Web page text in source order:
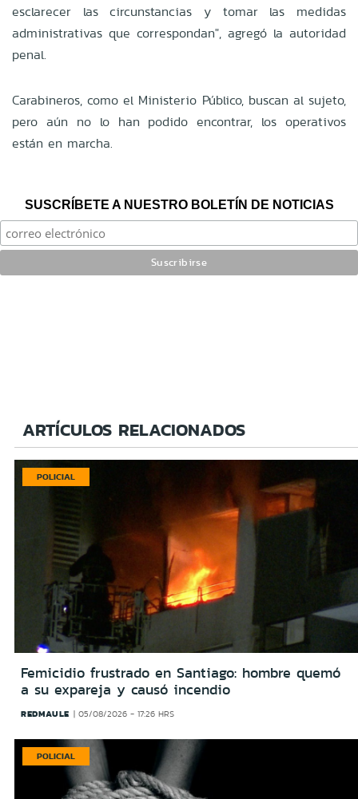
esclarecer las circunstancias y tomar las medidas
administrativas que correspondan", agregó la autoridad
penal.
Carabineros, como el Ministerio Público, buscan al sujeto,
pero aún no lo han podido encontrar, los operativos
están en marcha.
SUSCRÍBETE A NUESTRO BOLETÍN DE NOTICIAS
ARTÍCULOS RELACIONADOS
POLICIAL
Femicidio frustrado en Santiago: hombre quemó
a su expareja y causó incendio
REDMAULE 05/08/2026 - 17:26 HRS
POLICIAL